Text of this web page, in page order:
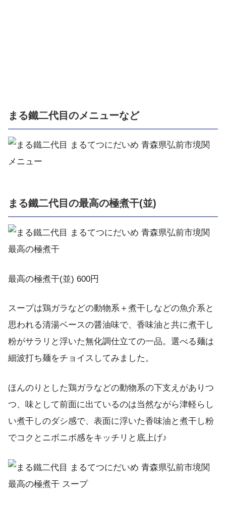
まる鐵二代目のメニューなど
まる鐵二代目の最高の極煮干(並)
最高の極煮干(並) 600円
スープは鶏ガラなどの動物系＋煮干しなどの魚介系と
思われる清湯ベースの醤油味で、香味油と共に煮干し
粉がサラリと浮いた無化調仕立ての一品。選べる麺は
細波打ち麺をチョイスしてみました。
ほんのりとした鶏ガラなどの動物系の下支えがありつ
つ、味として前面に出ているのは当然ながら津軽らし
い煮干しのダシ感で、表面に浮いた香味油と煮干し粉
でコクとニボニボ感をキッチリと底上げ♪